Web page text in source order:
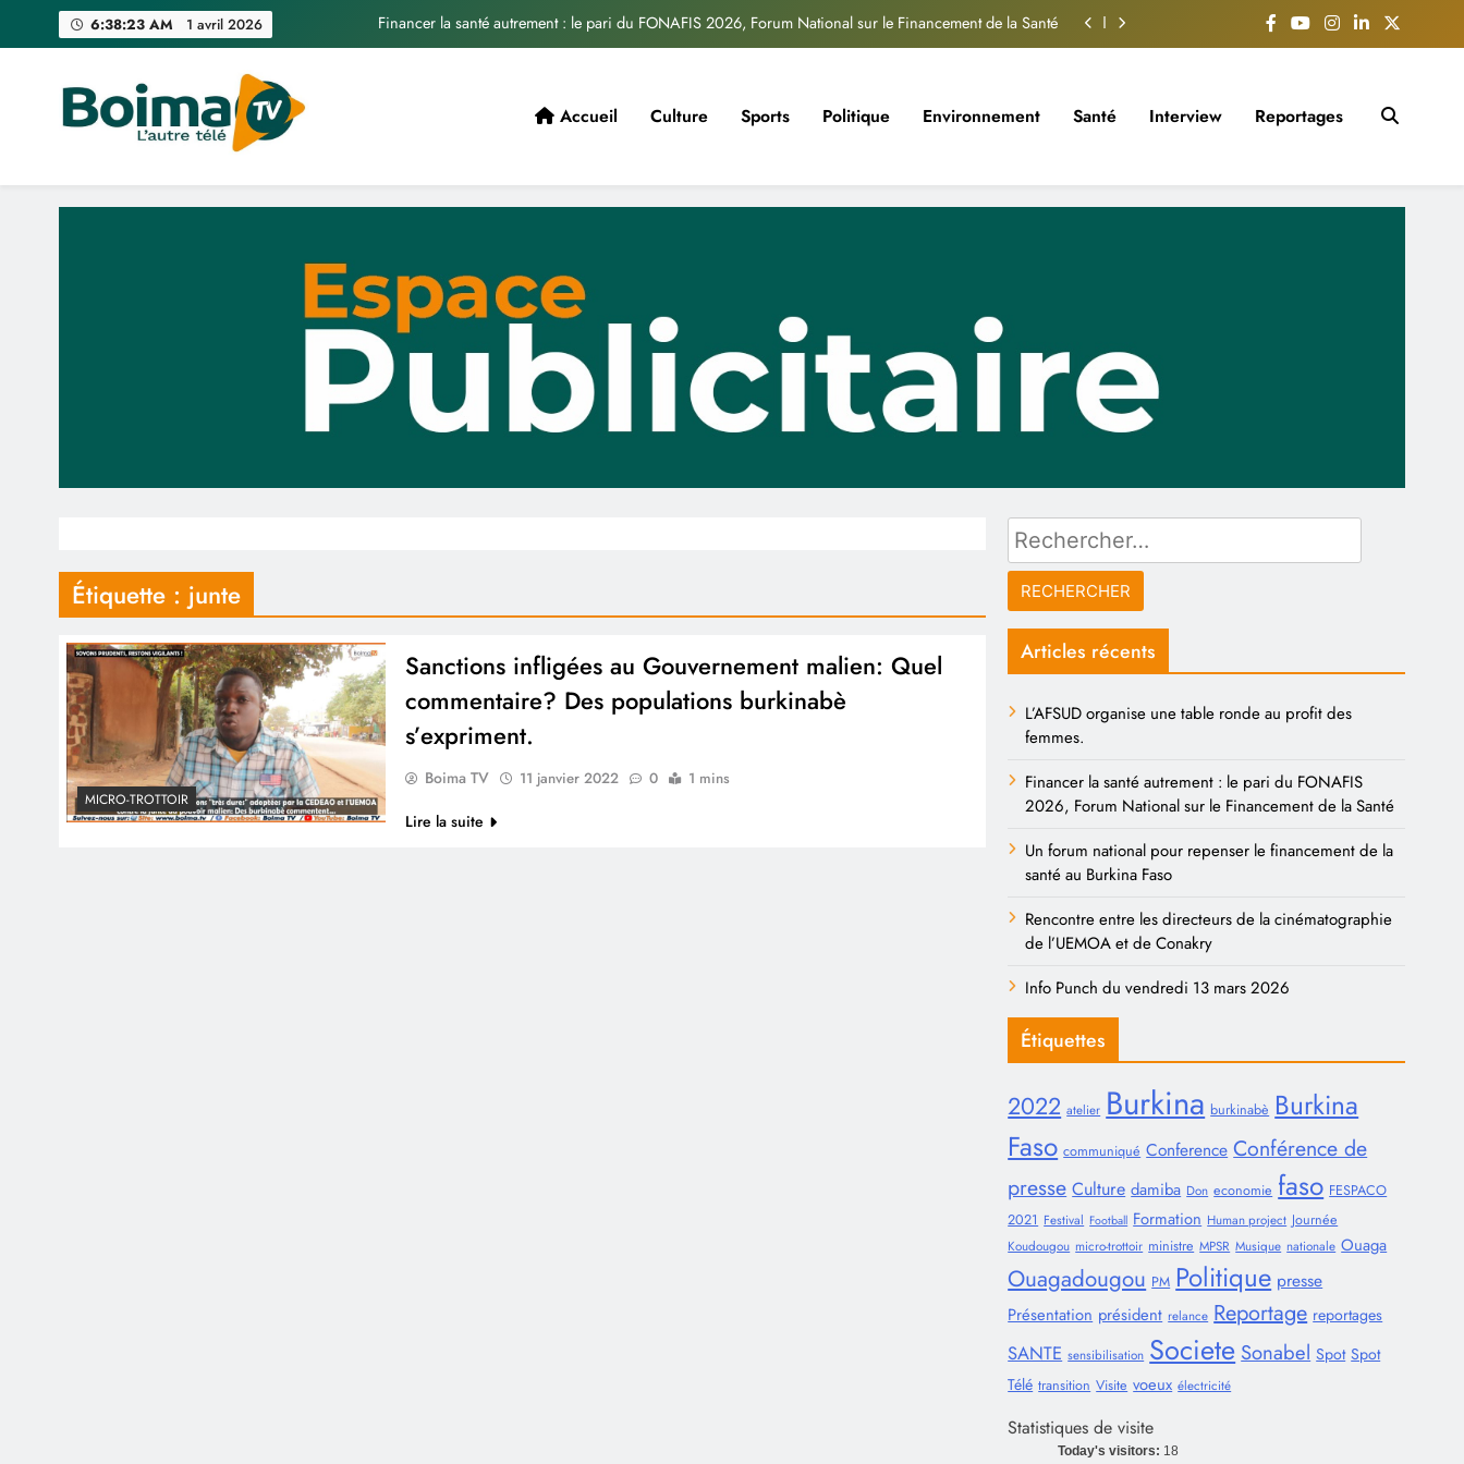
6:38:24 AM 1 avril 2026
Financer la santé autrement : le pari du FONAFIS 2026, Forum National sur le Financement de la Santé
Rencontre entre les directeurs de la cinématographie de l’UEMOA et de Conakry
Financer la santé autrement : le pari du FONAFIS 2026, Forum National sur le Financement de la Santé
Rencontre entre les directeurs de la cinématographie de l’UEMOA et de Conakry
Boima TV
L'Autre Télé
Accueil Culture Sports Politique Environnement Santé Interview Reportages
Étiquette : junte
MICRO-TROTTOIR
Sanctions infligées au Gouvernement malien: Quel
commentaire? Des populations burkinabè
s’expriment.
Boima TV 11 janvier 2022 0 1 mins
Lire la suite
Rechercher :
Articles récents
L’AFSUD organise une table ronde au profit des
femmes.
Financer la santé autrement : le pari du FONAFIS
2026, Forum National sur le Financement de la Santé
Un forum national pour repenser le financement de la
santé au Burkina Faso
Rencontre entre les directeurs de la cinématographie
de l’UEMOA et de Conakry
Info Punch du vendredi 13 mars 2026
Étiquettes
2022 atelier Burkina burkinabè Burkina
Faso communiqué Conference Conférence de
presse Culture damiba Don economie faso FESPACO
2021 Festival Football Formation Human project Journée
Koudougou micro-trottoir ministre MPSR Musique nationale Ouaga
Ouagadougou PM Politique presse
Présentation président relance Reportage reportages
SANTE sensibilisation Societe Sonabel Spot Spot
Télé transition Visite voeux électricité
Statistiques de visite
Today's visitors: 18